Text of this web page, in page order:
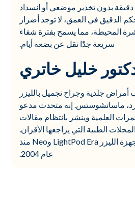
بسيط مدته 15 دقيقة بدون تخدير موضعي أو انسداد
الدقيق في العمق، لا توجد أضرار
المحيطة، مما يسمح بفترة شفاء
سريعة جدًا تقل عن بضعة أيام.
خليل خاتري
أمراض جلدية وجراح تجميل بالليزر
ماساتشوستس. إنه متحدث مدعو
العلمية وينشر بانتظام مقالات
الطبية التي يراجعها الأقران.
يمتلك الدكتور خاتري أجهزة الليزر LightPod Era وNeo منذ
عام 2004.